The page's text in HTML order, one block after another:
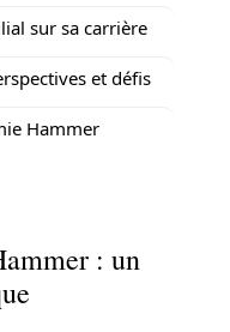
sur sa carrière
et défis
Hammer
: un